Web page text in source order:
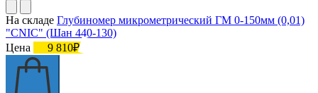
На складе Глубиномер микрометрический ГМ 0-150мм (0,01)
"CNIC" (Шан 440-130)
Цена
9 810₽